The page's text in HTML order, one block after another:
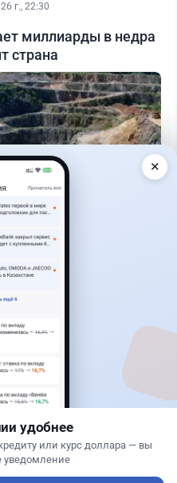
г., 22:30
миллиарды в недра
страна
г., 15:11
сколько
других банках
✕
удобнее
или курс доллара — вы
уведомление